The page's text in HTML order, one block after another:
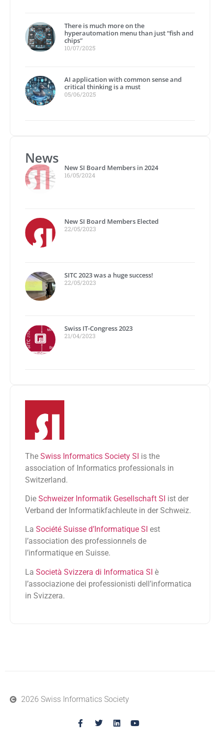
There is much more on the
hyperautomation menu than just “fish and
chips”
10/07/2025
AI application with common sense and
critical thinking is a must
05/06/2025
News
New SI Board Members in 2024
16/05/2024
New SI Board Members Elected
22/05/2023
SITC 2023 was a huge success!
22/05/2023
Swiss IT-Congress 2023
21/04/2023
The Swiss Informatics Society SI is the
association of Informatics professionals in
Switzerland.
Die Schweizer Informatik Gesellschaft SI ist der
Verband der Informatikfachleute in der Schweiz.
La Société Suisse d’Informatique SI est
l’association des professionnels de
l’informatique en Suisse.
La Società Svizzera di Informatica SI è
l’associazione dei professionisti dell’informatica
in Svizzera.
2026 Swiss Informatics Society